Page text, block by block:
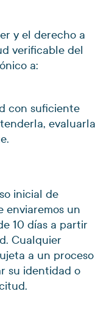
y el derecho a
verificable del
a:
con suficiente
evaluarla
inicial de
enviaremos un
10 días a partir
Cualquier
a un proceso
su identidad o